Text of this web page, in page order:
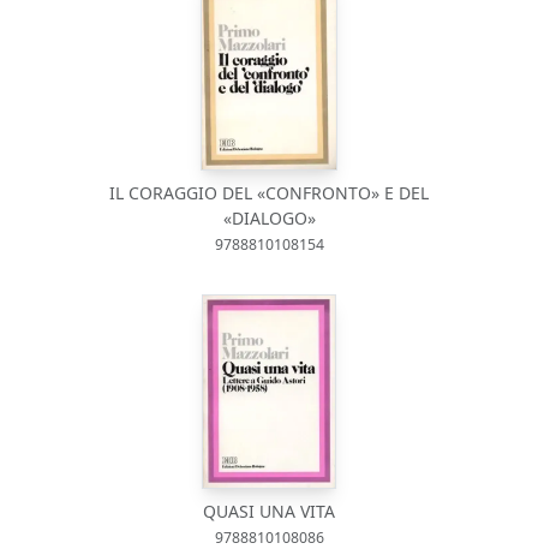
IL CORAGGIO DEL «CONFRONTO» E DEL
«DIALOGO»
9788810108154
QUASI UNA VITA
9788810108086